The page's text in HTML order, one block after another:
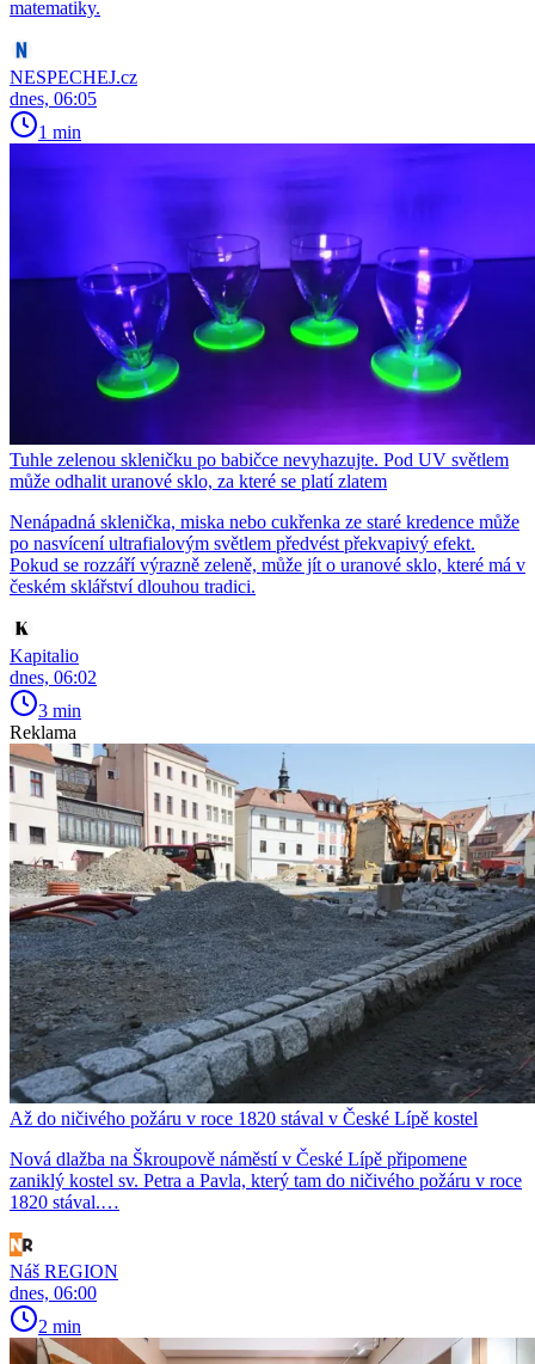
matematiky.
NESPECHEJ.cz
dnes, 06:05
1 min
Tuhle zelenou skleničku po babičce nevyhazujte. Pod UV světlem
může odhalit uranové sklo, za které se platí zlatem
Nenápadná sklenička, miska nebo cukřenka ze staré kredence může
po nasvícení ultrafialovým světlem předvést překvapivý efekt.
Pokud se rozzáří výrazně zeleně, může jít o uranové sklo, které má v
českém sklářství dlouhou tradici.
Kapitalio
dnes, 06:02
3 min
Reklama
Až do ničivého požáru v roce 1820 stával v České Lípě kostel
Nová dlažba na Škroupově náměstí v České Lípě připomene
zaniklý kostel sv. Petra a Pavla, který tam do ničivého požáru v roce
1820 stával.…
Náš REGION
dnes, 06:00
2 min